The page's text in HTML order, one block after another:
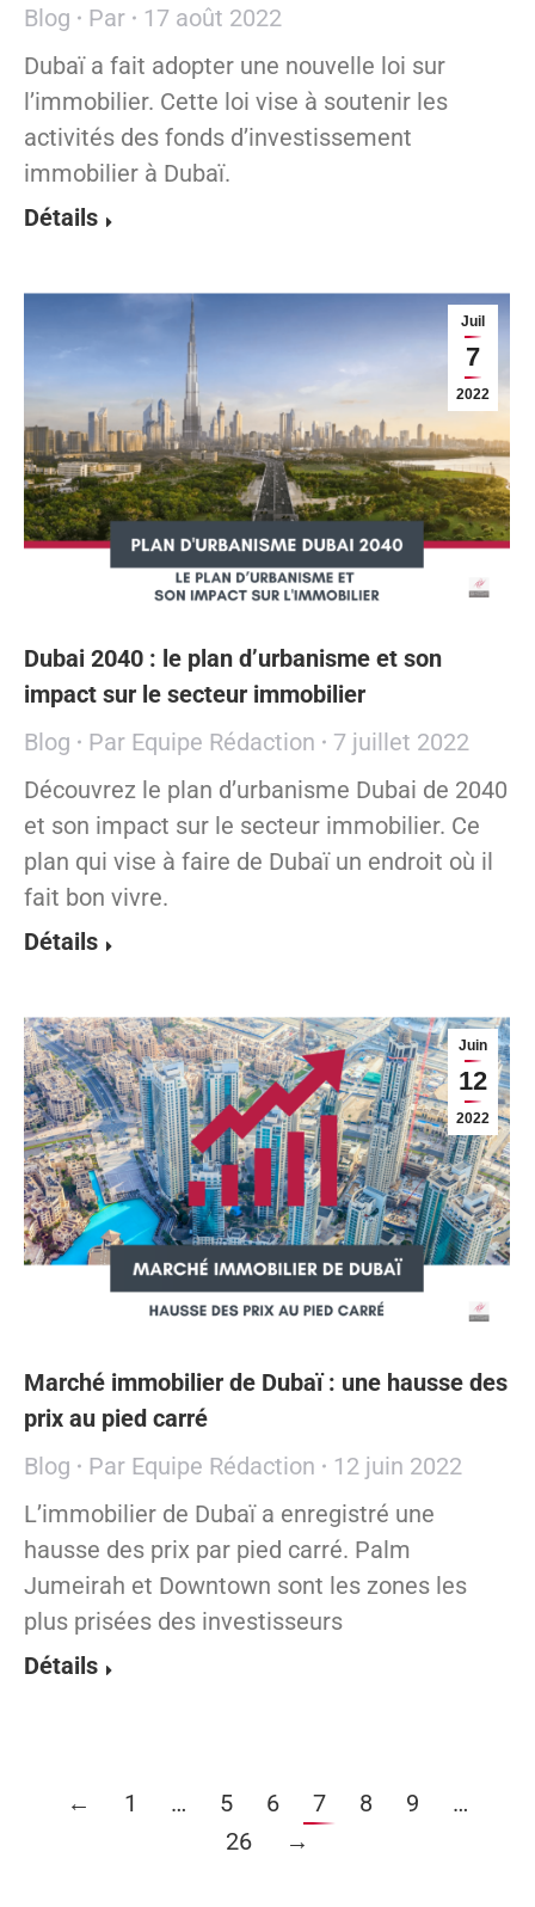
Blog Par
17 août 2022
Dubaï a fait adopter une nouvelle loi sur
l’immobilier. Cette loi vise à soutenir les
activités des fonds d’investissement
immobilier à Dubaï.
Détails
Juil
7
2022
Dubai 2040 : le plan d’urbanisme et son
impact sur le secteur immobilier
Blog
Par Equipe Rédaction
7 juillet 2022
Découvrez le plan d’urbanisme Dubai de 2040
et son impact sur le secteur immobilier. Ce
plan qui vise à faire de Dubaï un endroit où il
fait bon vivre.
Détails
Juin
12
2022
Marché immobilier de Dubaï : une hausse des
prix au pied carré
Blog
Par Equipe Rédaction
12 juin 2022
L’immobilier de Dubaï a enregistré une
hausse des prix par pied carré. Palm
Jumeirah et Downtown sont les zones les
plus prisées des investisseurs
Détails
← 1 … 5 6 7 8 9
…
26
→